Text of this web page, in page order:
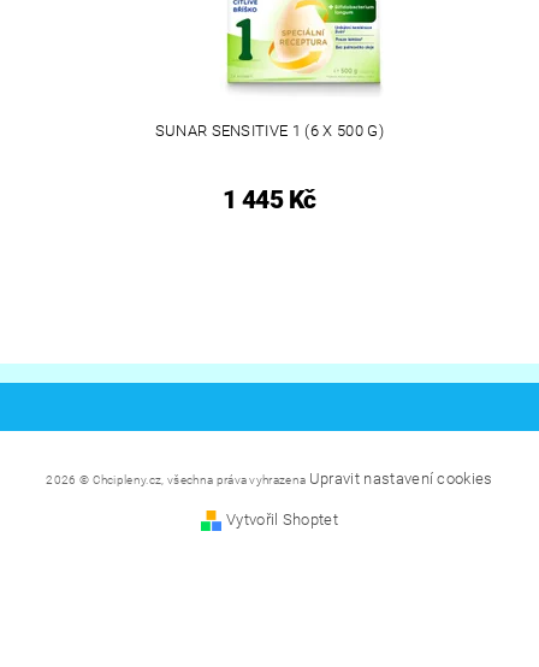
SUNAR SENSITIVE 1 (6 X 500 G)
1 445 Kč
2026 © Chcipleny.cz, všechna práva vyhrazena Upravit nastavení cookies
Vytvořil Shoptet